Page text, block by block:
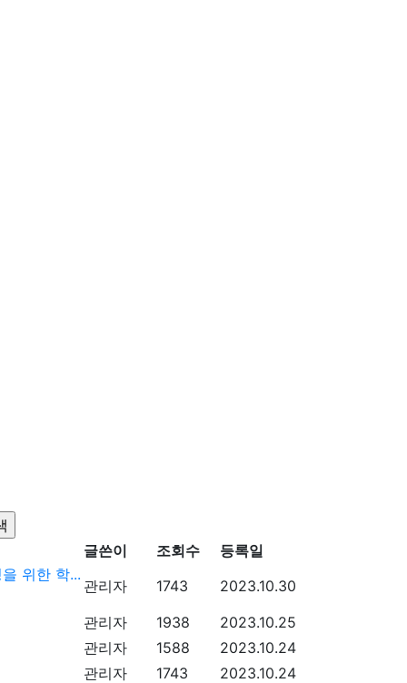
글쓴이 조회수
등록일
위한 학...
관리자 1743
2023.10.30
관리자 1938
2023.10.25
관리자 1588
2023.10.24
관리자 1743
2023.10.24